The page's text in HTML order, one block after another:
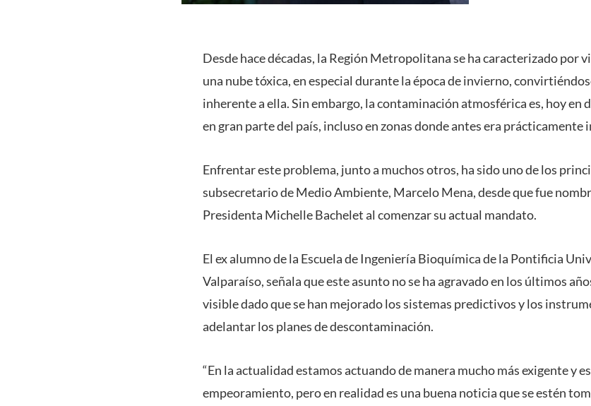
Desde hace décadas, la Región Metropolitana se ha caracterizado por
una nube tóxica, en especial durante la época de invierno,
inherente a ella. Sin embargo, la contaminación atmosférica es, hoy en
en gran parte del país, incluso en zonas donde antes era prácticamente
Enfrentar este problema, junto a muchos otros, ha sido uno de los
subsecretario de Medio Ambiente, Marcelo Mena, desde que fue
Presidenta Michelle Bachelet al comenzar su actual mandato.
El ex alumno de la Escuela de Ingeniería Bioquímica de la Pontificia
Valparaíso, señala que este asunto no se ha agravado en los últimos
visible dado que se han mejorado los sistemas predictivos y los
adelantar los planes de descontaminación.
“En la actualidad estamos actuando de manera mucho más exigente y
empeoramiento, pero en realidad es una buena noticia que se estén